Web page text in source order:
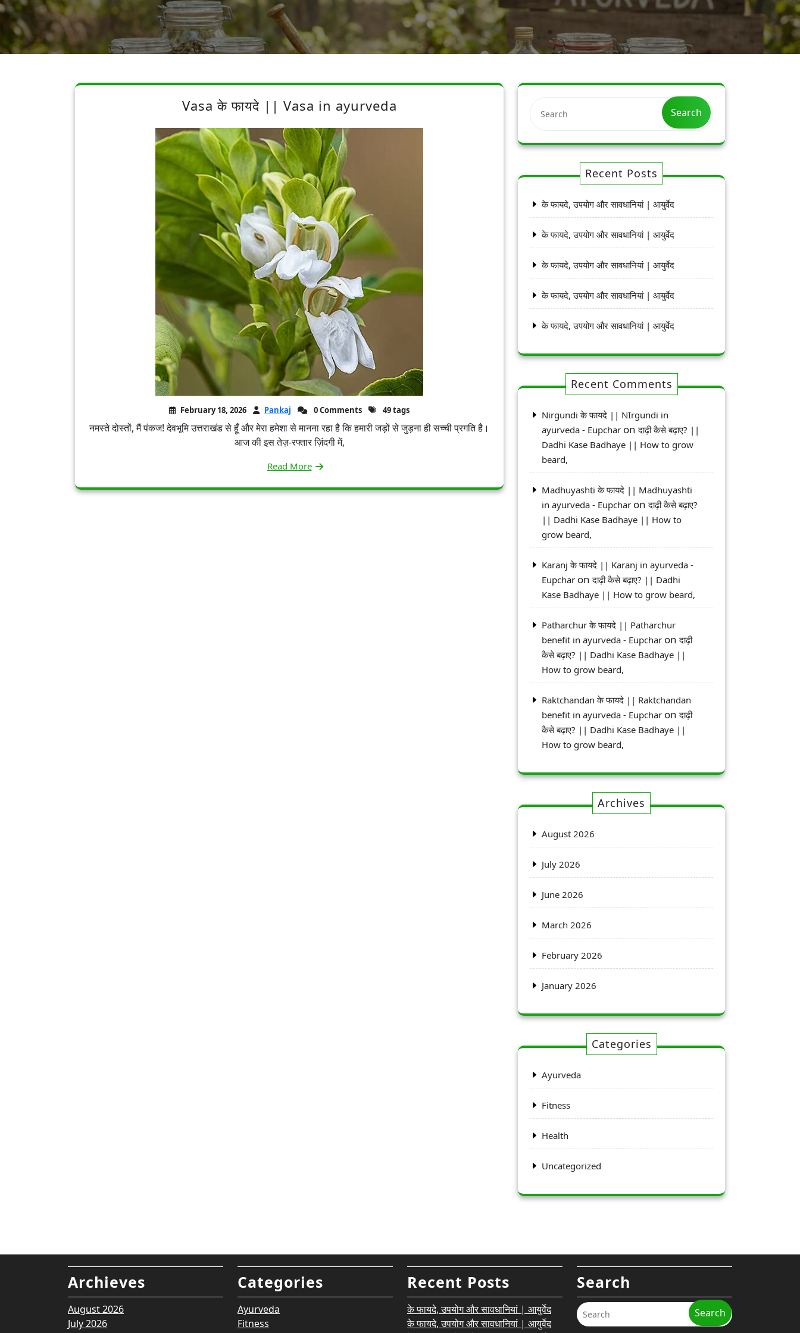
Vasa के फायदे || Vasa in ayurveda
February 18, 2026 Pankaj 0 Comments 49 tags
नमस्ते दोस्तों, मैं पंकज! देवभूमि उत्तराखंड से हूँ और मेरा हमेशा से मानना रहा है कि हमारी जड़ों से जुड़ना ही सच्ची प्रगति है।
आज की इस तेज़-रफ्तार ज़िंदगी में,
Read More
Search
Recent Posts
के फायदे, उपयोग और सावधानियां | आयुर्वेद
के फायदे, उपयोग और सावधानियां | आयुर्वेद
के फायदे, उपयोग और सावधानियां | आयुर्वेद
के फायदे, उपयोग और सावधानियां | आयुर्वेद
के फायदे, उपयोग और सावधानियां | आयुर्वेद
Recent Comments
Nirgundi के फायदे || NIrgundi in
ayurveda - Eupchar onदाढ़ी कैसे बढ़ाए? ||
Dadhi Kase Badhaye || How to grow
beard,
Madhuyashti के फायदे || Madhuyashti
in ayurveda - Eupchar onदाढ़ी कैसे बढ़ाए?
|| Dadhi Kase Badhaye || How to
grow beard,
Karanj के फायदे || Karanj in ayurveda -
Eupchar onदाढ़ी कैसे बढ़ाए? || Dadhi
Kase Badhaye || How to grow beard,
Patharchur के फायदे || Patharchur
benefit in ayurveda - Eupchar onदाढ़ी
कैसे बढ़ाए? || Dadhi Kase Badhaye ||
How to grow beard,
Raktchandan के फायदे || Raktchandan
benefit in ayurveda - Eupchar onदाढ़ी
कैसे बढ़ाए? || Dadhi Kase Badhaye ||
How to grow beard,
Archives
August 2026
July 2026
June 2026
March 2026
February 2026
January 2026
Categories
Ayurveda
Fitness
Health
Uncategorized
Archieves
August 2026
July 2026
Categories
Ayurveda
Fitness
Recent Posts
के फायदे, उपयोग और सावधानियां | आयुर्वेद
के फायदे, उपयोग और सावधानियां | आयुर्वेद
Search
Search